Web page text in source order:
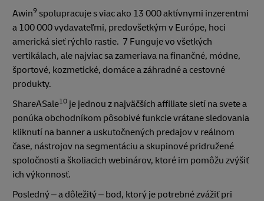
Awin9 spolupracuje s viac ako 13 000 aktívnymi inzerentmi
a 100 000 vydavateľmi, predovšetkým v Európe, hoci
americká sieť rýchlo rastie. 7 Funguje vo všetkých
vertikálach, ale najviac sa zameriava na finančné, módne,
športové, kozmetické, domáce a záhradné a cestovné
produkty.
ShareASale10 je jednou z najväčších affiliate sietí na svete a
ponúka obchodníkom pôsobivé funkcie vrátane sledovania
kliknutí na banner a uskutočnených predajov v reálnom
čase, nástrojov na segmentáciu a skupinové pridružené
spoločnosti a školiacich webinárov, ktoré im pomôžu zvýšiť
ich výkonnosť.
Posledný – a dôležitý – bod, ktorý je potrebné zvážiť pri